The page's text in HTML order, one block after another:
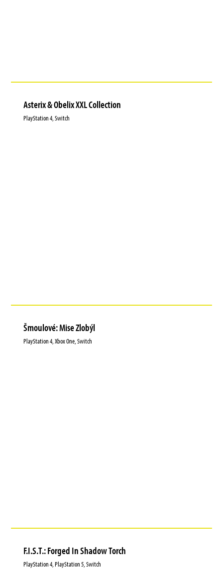
Asterix & Obelix XXL Collection
PlayStation 4, Switch
Šmoulové: Mise Zlobýl
PlayStation 4, Xbox One, Switch
F.I.S.T.: Forged In Shadow Torch
PlayStation 4, PlayStation 5, Switch